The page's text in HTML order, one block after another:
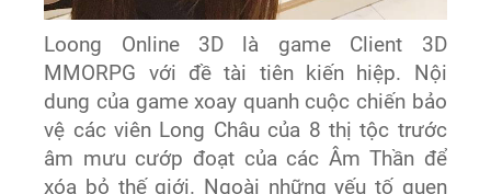
Loong Online 3D là game Client 3D
MMORPG với đề tài tiên kiến hiệp. Nội
dung của game xoay quanh cuộc chiến bảo
vệ các viên Long Châu của 8 thị tộc trước
âm mưu cướp đoạt của các Âm Thần để
xóa bỏ thế giới. Ngoài những yếu tố quen